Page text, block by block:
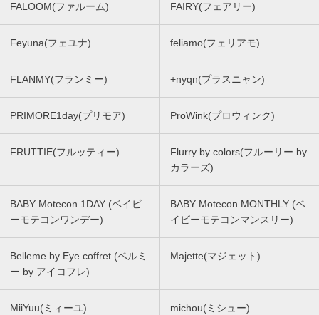
FALOOM(ファルーム) FAIRY(フェアリー)
Feyuna(フェユナ) feliamo(フェリアモ)
FLANMY(フランミー) +nyqn(プラスニャン)
PRIMORE1day(プリモア) ProWink(プロウィンク)
FRUTTIE(フルッティー)
Flurry by colors(フルーリー by
カラーズ)
BABY Motecon 1DAY (ベイビ
ーモテコンワンデー)
BABY Motecon MONTHLY (ベ
イビーモテコンマンスリー)
Belleme by Eye coffret (ベルミ
ー by アイコフレ)
Majette(マジェット)
MiiYuu(ミィーユ) michou(ミシュー)